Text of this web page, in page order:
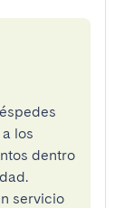
los
dentro
servicio